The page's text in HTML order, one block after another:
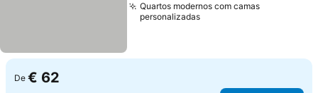
Quartos modernos com camas
personalizadas
De € 62